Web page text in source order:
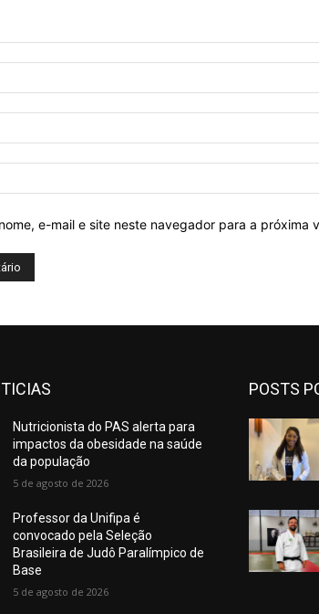
e-mail e site neste navegador para a próxima
Nutricionista do PAS alerta para
impactos da obesidade na saúde
da população
5 de agosto de 2026
Professor da Unifipa é
convocado pela Seleção
Brasileira de Judô Paralímpico de
Base
5 de agosto de 2026
POSTS